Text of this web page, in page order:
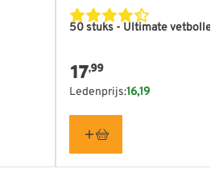
50 stuks - Ultimate vetbollen
17,99
Ledenprijs:16,19